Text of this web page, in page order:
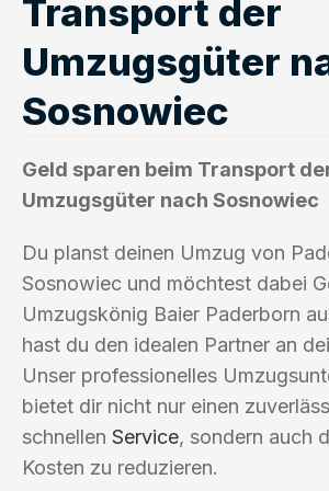
Transport der
Umzugsgüter
Sosnowiec
Geld sparen beim Transport
Umzugsgüter nach Sosnowiec
Du planst deinen Umzug von
Sosnowiec und möchtest dabei
Umzugskönig Baier Paderborn
hast du den idealen Partner an
Unser professionelles
bietet dir nicht nur einen
schnellen Service, sondern auch
Kosten zu reduzieren.